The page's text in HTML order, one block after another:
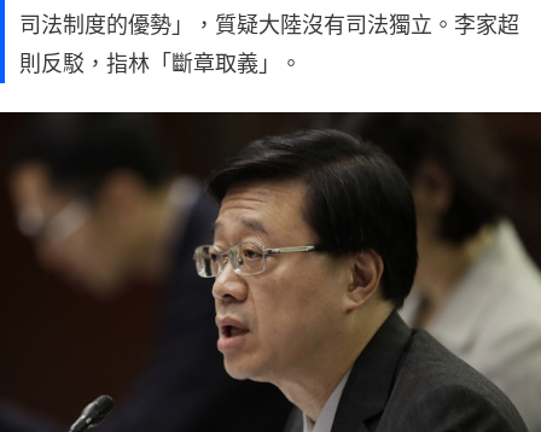
司法制度的優勢」，質疑大陸沒有司法獨立。李家超
則反駁，指林「斷章取義」。